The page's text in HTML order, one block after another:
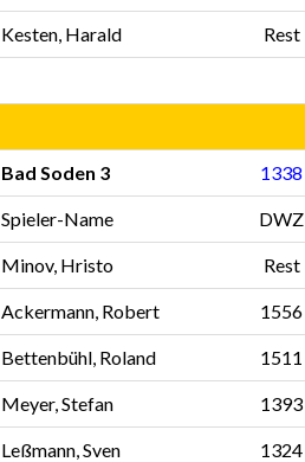
Kesten, Harald Rest
Bad Soden 3 1338
Spieler-Name DWZ
Minov, Hristo Rest
Ackermann, Robert 1556
Bettenbühl, Roland 1511
Meyer, Stefan 1393
Leßmann, Sven 1324